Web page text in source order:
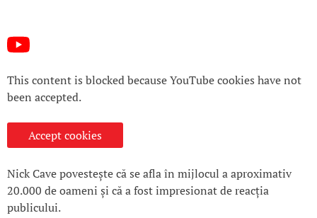
This content is blocked because YouTube cookies have not
been accepted.
Accept cookies
Nick Cave povestește că se afla în mijlocul a aproximativ
20.000 de oameni și că a fost impresionat de reacția
publicului.